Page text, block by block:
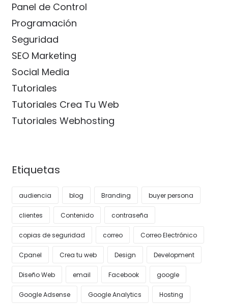
Panel de Control
Programación
Seguridad
SEO Marketing
Social Media
Tutoriales
Tutoriales Crea Tu Web
Tutoriales Webhosting
Etiquetas
audiencia blog Branding buyer persona
clientes Contenido contraseña
copias de seguridad correo Correo Electrónico
Cpanel Crea tu web Design Development
Diseño Web email Facebook google
Google Adsense Google Analytics Hosting